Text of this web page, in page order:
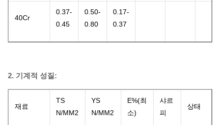
40Cr
0.37-
0.45
0.50-
0.80
0.17-
0.37
2. 기계적 성질:
재료
TS
N/MM2
YS
N/MM2
E%(최
소)
샤르
피
상태